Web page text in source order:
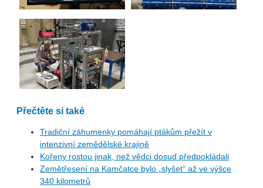
Přečtěte si také
Tradiční záhumenky pomáhají ptákům přežít v
intenzivní zemědělské krajině
Kořeny rostou jinak, než vědci dosud předpokládali
Zemětřesení na Kamčatce bylo „slyšet“ až ve výšce
340 kilometrů